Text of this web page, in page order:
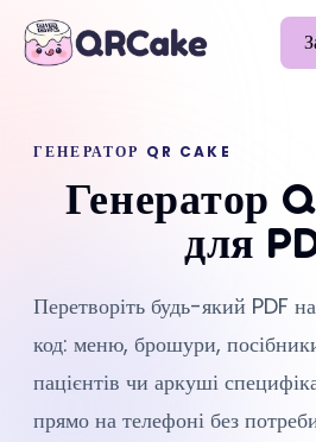
Тарифи
Блог
Документація
Допомога
API
ГЕНЕРАТОР QR CAKE
Генератор
для
Перетворіть будь-який PDF
код: меню, брошури,
пацієнтів чи аркуші
прямо на телефоні без